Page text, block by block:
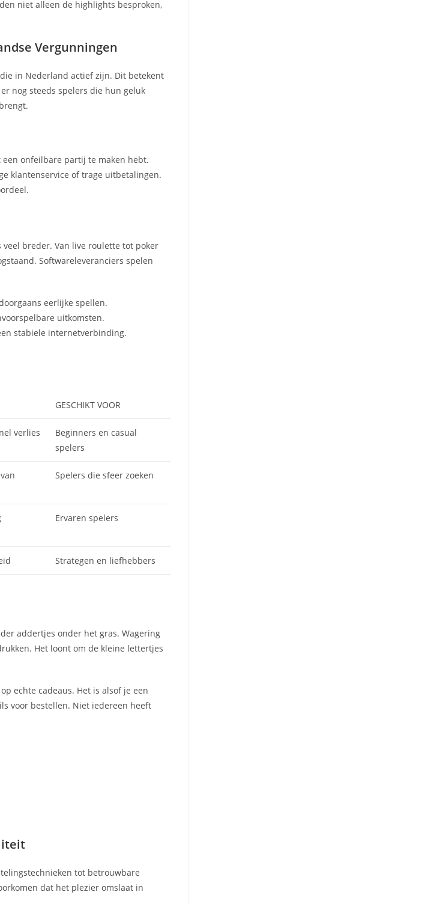
niet alleen de highlights besproken,
Vergunningen
in Nederland actief zijn. Dit betekent
nog steeds spelers die hun geluk
onfeilbare partij te maken hebt.
klantenservice of trage uitbetalingen.
veel breder. Van live roulette tot poker
Softwareleveranciers spelen
eerlijke spellen.
uitkomsten.
stabiele internetverbinding.
GESCHIKT VOOR
verlies
Beginners en casual
spelers
Spelers die sfeer zoeken
Ervaren spelers
Strategen en liefhebbers
addertjes onder het gras. Wagering
Het loont om de kleine lettertjes
echte cadeaus. Het is alsof je een
voor bestellen. Niet iedereen heeft
tot betrouwbare
dat het plezier omslaat in